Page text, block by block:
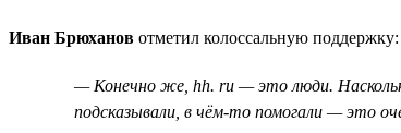
Иван Брюханов отметил колоссальную поддержку:
— Конечно же, hh. ru — это люди.
подсказывали, в чём-то помогали — это